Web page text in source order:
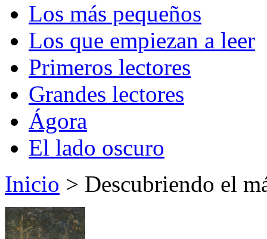
Los más pequeños
Los que empiezan a leer
Primeros lectores
Grandes lectores
Ágora
El lado oscuro
Inicio > Descubriendo el